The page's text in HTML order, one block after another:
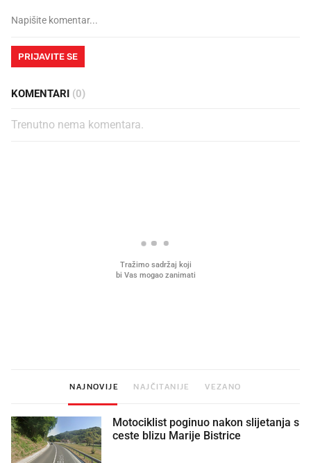
PRIJAVITE SE
KOMENTARI (0)
Trenutno nema komentara.
NAJNOVIJE NAJČITANIJE VEZANO
Motociklist poginuo nakon slijetanja s
ceste blizu Marije Bistrice